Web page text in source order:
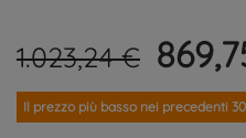
1.023,24 €
Il prezzo più basso nei precedenti